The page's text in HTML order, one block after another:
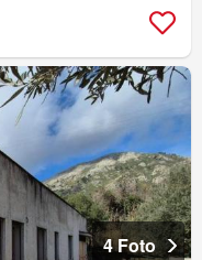
4 Foto